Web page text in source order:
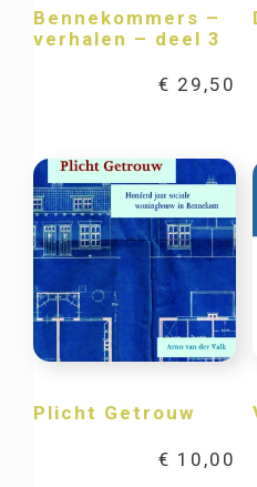
Bennekommers –
verhalen – deel 3
€ 29,50
Plicht Getrouw
€ 10,00